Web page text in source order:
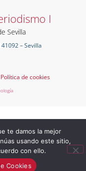
I
Sevilla
– Sevilla
Política de cookies
te damos la mejor
usando este sitio,
con ello.
Cookies